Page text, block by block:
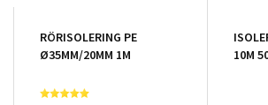
RÖRISOLERING PE
Ø35MM/20MM 1M
10M